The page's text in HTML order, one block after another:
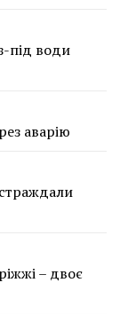
під води
аварію
– двоє